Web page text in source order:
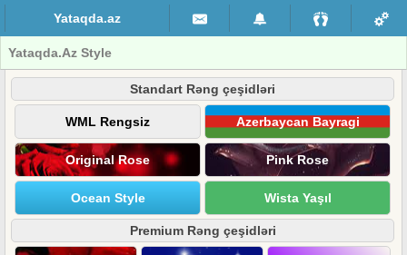
Yataqda.az
Yataqda.Az Style
Standart Rəng çeşidləri
WML Rengsiz Azerbaycan Bayragi
Original Rose Pink Rose
Ocean Style Wista Yaşıl
Premium Rəng çeşidləri